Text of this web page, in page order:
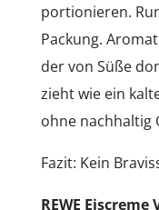
portionieren.
Packung.
der von Süße
zieht wie ein
ohne nachhaltig
Fazit: Kein
REWE